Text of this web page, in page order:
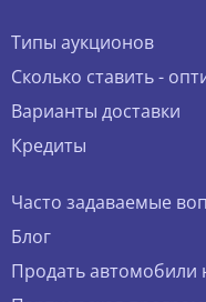
Типы аукционов
Сколько ставить -
Варианты доставки
Кредиты
Часто задаваемые
Блог
Продать автомобили